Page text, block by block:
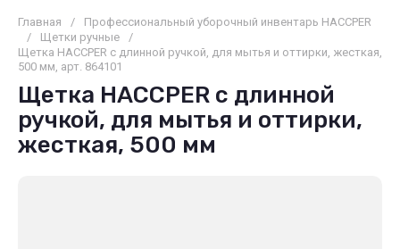
Главная /
Профессиональный уборочный инвентарь HACCPER
/
Щетки ручные
/
Щетка HACCPER с длинной ручкой, для мытья и оттирки, жесткая,
500 мм, арт. 864101
Щетка HACCPER с длинной
ручкой, для мытья и оттирки,
жесткая, 500 мм